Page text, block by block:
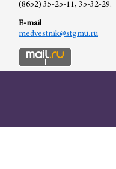
(8652) 35-25-11, 35-32-29.
E-mail
medvestnik@stgmu.ru